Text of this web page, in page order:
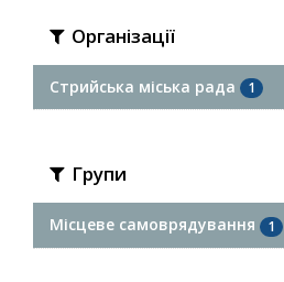
Організації
Стрийська міська рада 1
Групи
Місцеве самоврядування 1